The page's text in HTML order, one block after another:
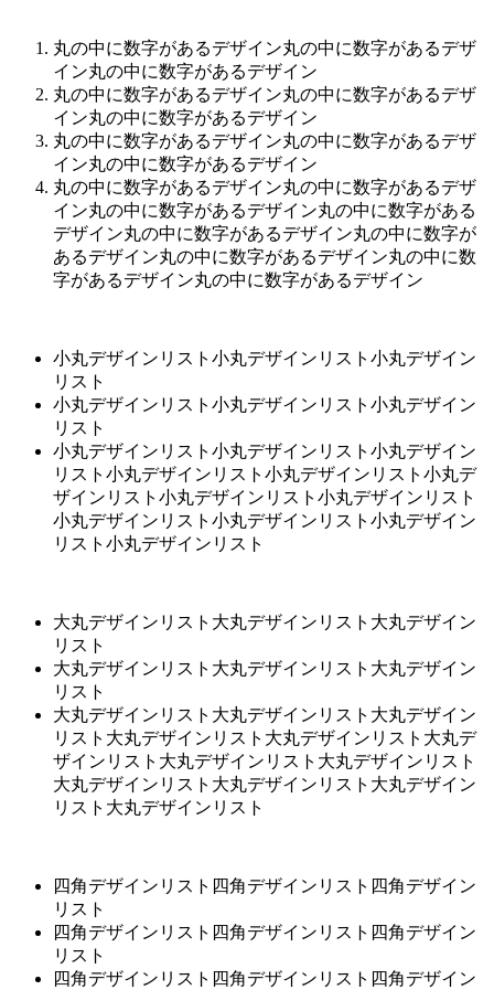
丸の中に数字があるデザイン丸の中に数字があるデザ
イン丸の中に数字があるデザイン
丸の中に数字があるデザイン丸の中に数字があるデザ
イン丸の中に数字があるデザイン
丸の中に数字があるデザイン丸の中に数字があるデザ
イン丸の中に数字があるデザイン
丸の中に数字があるデザイン丸の中に数字があるデザ
イン丸の中に数字があるデザイン丸の中に数字がある
デザイン丸の中に数字があるデザイン丸の中に数字が
あるデザイン丸の中に数字があるデザイン丸の中に数
字があるデザイン丸の中に数字があるデザイン
小丸デザインリスト小丸デザインリスト小丸デザイン
リスト
小丸デザインリスト小丸デザインリスト小丸デザイン
リスト
小丸デザインリスト小丸デザインリスト小丸デザイン
リスト小丸デザインリスト小丸デザインリスト小丸デ
ザインリスト小丸デザインリスト小丸デザインリスト
小丸デザインリスト小丸デザインリスト小丸デザイン
リスト小丸デザインリスト
大丸デザインリスト大丸デザインリスト大丸デザイン
リスト
大丸デザインリスト大丸デザインリスト大丸デザイン
リスト
大丸デザインリスト大丸デザインリスト大丸デザイン
リスト大丸デザインリスト大丸デザインリスト大丸デ
ザインリスト大丸デザインリスト大丸デザインリスト
大丸デザインリスト大丸デザインリスト大丸デザイン
リスト大丸デザインリスト
四角デザインリスト四角デザインリスト四角デザイン
リスト
四角デザインリスト四角デザインリスト四角デザイン
リスト
四角デザインリスト四角デザインリスト四角デザイン